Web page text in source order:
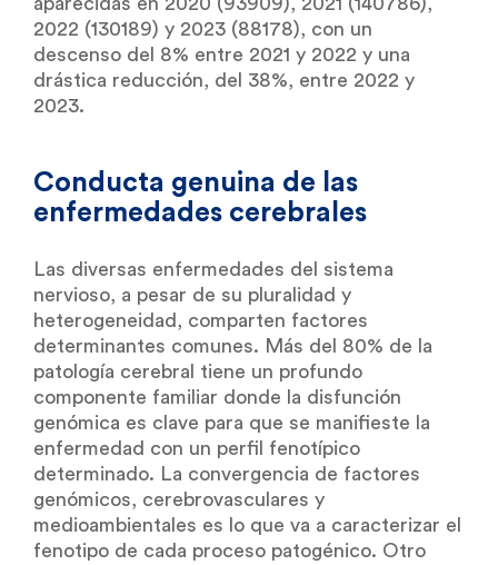
2022 (130189) y 2023 (88178), con un
descenso del 8% entre 2021 y 2022 y una
drástica reducción, del 38%, entre 2022 y
2023.
Conducta genuina de las
enfermedades cerebrales
Las diversas enfermedades del sistema
nervioso, a pesar de su pluralidad y
heterogeneidad, comparten factores
determinantes comunes. Más del 80% de la
patología cerebral tiene un profundo
componente familiar donde la disfunción
genómica es clave para que se manifieste la
enfermedad con un perfil fenotípico
determinado. La convergencia de factores
genómicos, cerebrovasculares y
medioambientales es lo que va a caracterizar el
fenotipo de cada proceso patogénico. Otro